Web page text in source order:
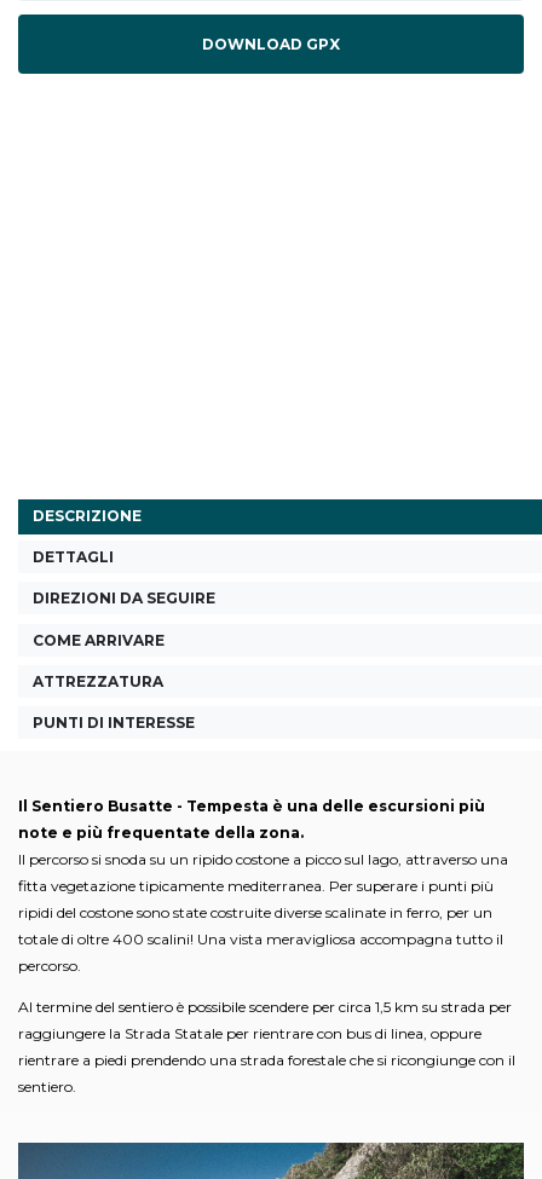
DOWNLOAD GPX
DESCRIZIONE
DETTAGLI
DIREZIONI DA SEGUIRE
COME ARRIVARE
ATTREZZATURA
PUNTI DI INTERESSE
Il Sentiero Busatte - Tempesta è una delle escursioni più
note e più frequentate della zona.
Il percorso si snoda su un ripido costone a picco sul lago, attraverso una
fitta vegetazione tipicamente mediterranea. Per superare i punti più
ripidi del costone sono state costruite diverse scalinate in ferro, per un
totale di oltre 400 scalini! Una vista meravigliosa accompagna tutto il
percorso.
Al termine del sentiero è possibile scendere per circa 1,5 km su strada per
raggiungere la Strada Statale per rientrare con bus di linea, oppure
rientrare a piedi prendendo una strada forestale che si ricongiunge con il
sentiero.